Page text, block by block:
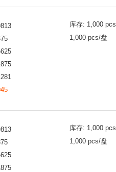
库存: 1,000 pcs
1,000 pcs/盘
库存: 1,000 pcs
1,000 pcs/盘